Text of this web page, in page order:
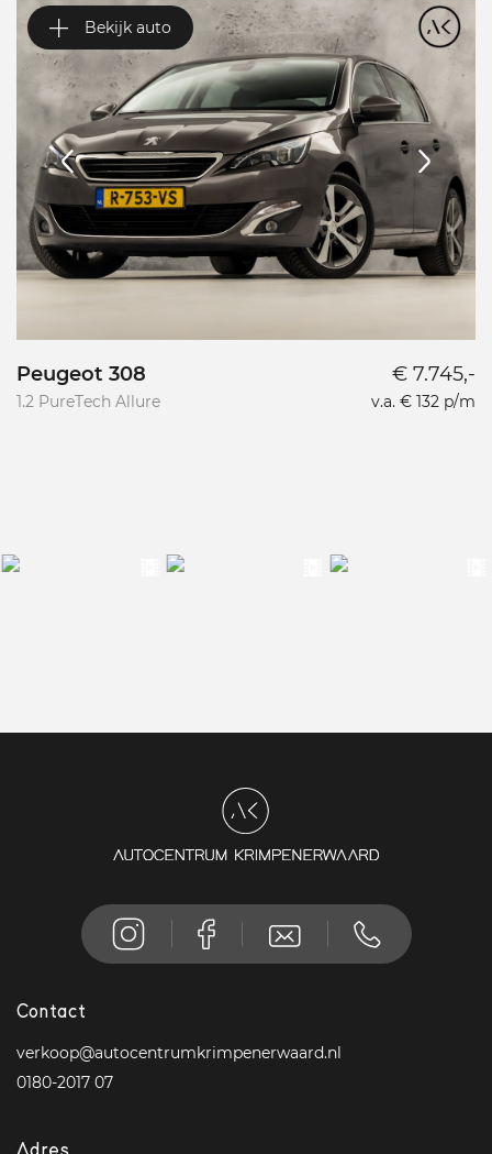
Bekijk auto
Peugeot 308
1.2 PureTech Allure
€ 7.745,-
v.a. € 132 p/m
Contact
verkoop@autocentrumkrimpenerwaard.nl
0180-2017 07